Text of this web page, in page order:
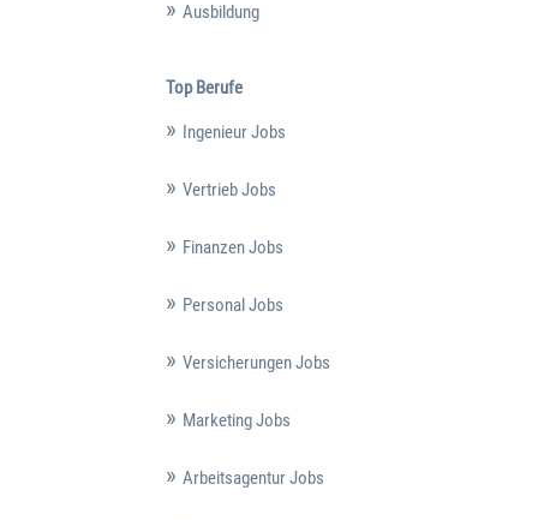
Ausbildung
Top Berufe
Ingenieur Jobs
Vertrieb Jobs
Finanzen Jobs
Personal Jobs
Versicherungen Jobs
Marketing Jobs
Arbeitsagentur Jobs